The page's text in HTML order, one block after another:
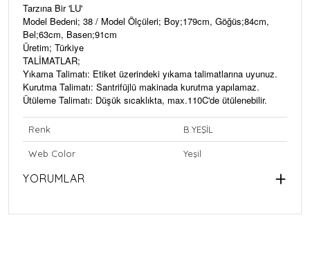
Tarzına Bir 'LU'
Model Bedeni; 38 / Model Ölçüleri; Boy;179cm, Göğüs;84cm,
Bel;63cm, Basen;91cm
Üretim; Türkiye
TALİMATLAR;
Yıkama Talimatı: Etiket üzerindeki yıkama talimatlarına uyunuz.
Kurutma Talimatı: Santrifüjlü makinada kurutma yapılamaz.
Ütüleme Talimatı: Düşük sıcaklıkta, max.110C'de ütülenebilir.
Renk B.YEŞİL
Web Color Yeşil
YORUMLAR